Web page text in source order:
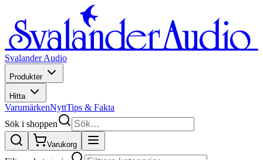
Svalander Audio
Produkter
Hitta
VarumärkenNyttTips & Fakta
Sök i shoppen
Varukorg